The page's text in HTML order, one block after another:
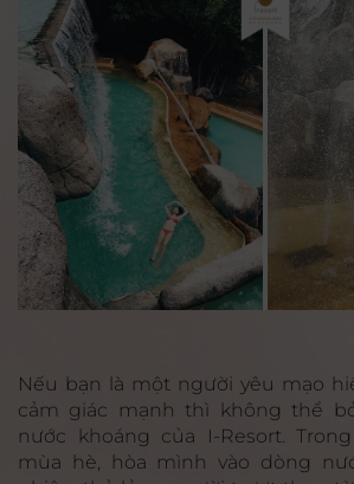
Nếu bạn là một người yêu mạo
cảm giác mạnh thì không thể
nước khoáng của I-Resort.
mùa hè, hòa mình vào dòng